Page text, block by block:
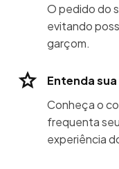
O pedido do
evitando
garçom.
Entenda
Conheça o
frequenta
experiência